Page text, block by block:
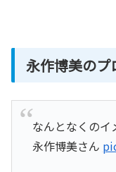
永作博美の
なんとなくのイ
永作博美さん